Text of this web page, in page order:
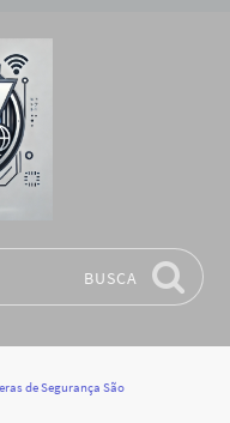
BUSCA
de Segurança São